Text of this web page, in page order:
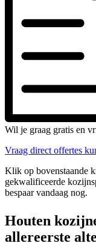
Wil je graag gratis en
Vraag direct offertes
Klik op bovenstaande
gekwalificeerde
bespaar vandaag nog.
Houten
allereerste